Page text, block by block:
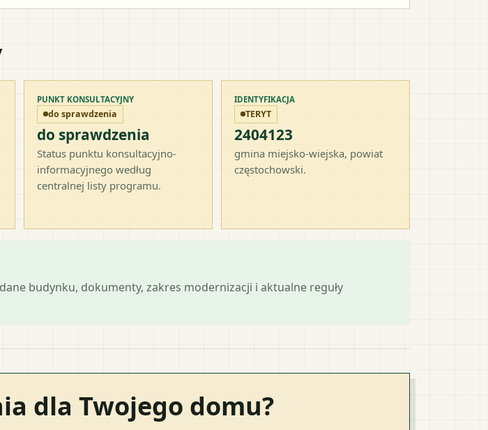
PUNKT KONSULTACYJNY
do sprawdzenia
do sprawdzenia
Status punktu konsultacyjno-
informacyjnego według
centralnej listy programu.
IDENTYFIKACJA
TERYT
2404123
gmina miejsko-wiejska, powiat
częstochowski.
budynku, dokumenty, zakres modernizacji i aktualne reguły
dla Twojego domu?